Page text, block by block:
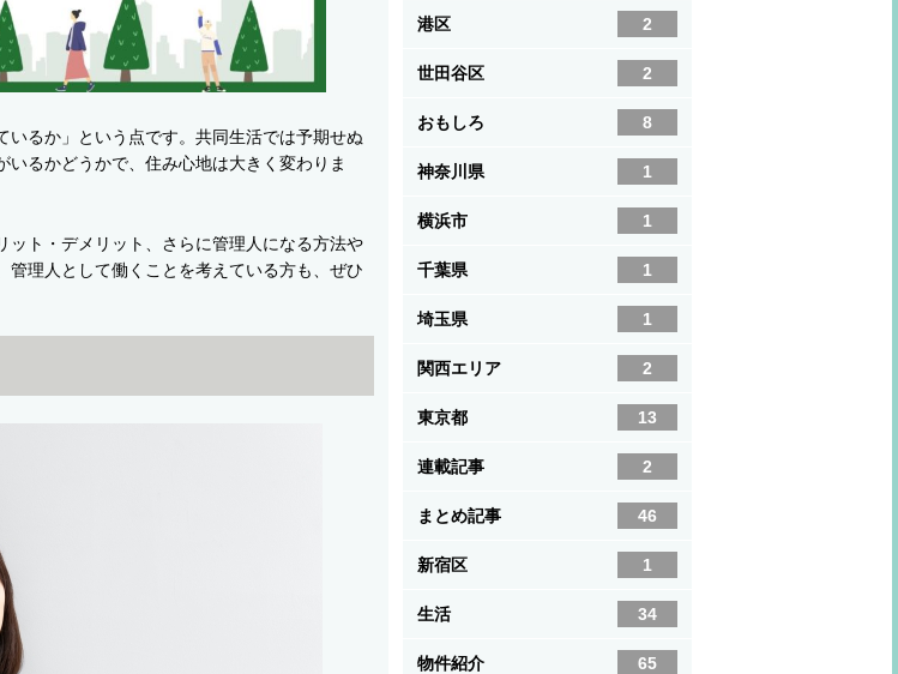
るか」という点です。共同生活では予期せぬ
いるかどうかで、住み心地は大きく変わりま
ト・デメリット、さらに管理人になる方法や
管理人として働くことを考えている方も、ぜひ
2
港区
2
世田谷区
8
おもしろ
1
神奈川県
1
横浜市
1
千葉県
1
埼玉県
2
関西エリア
13
東京都
2
連載記事
46
まとめ記事
1
新宿区
34
生活
65
物件紹介